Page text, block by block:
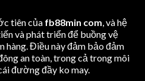
tiên của fb88min com, và hệ
và phát triển để buồng vệ
hàng. Điều này đảm bảo đảm
an toàn, trong cả trong môi
đường đầy ko may.